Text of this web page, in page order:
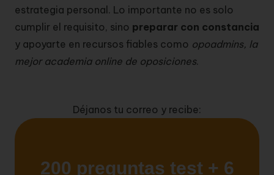
estrategia personal. Lo importante no es solo
cumplir el requisito, sino preparar con constancia
y apoyarte en recursos fiables como opoadmins, la
mejor academia online de oposiciones.
Déjanos tu correo y recibe: